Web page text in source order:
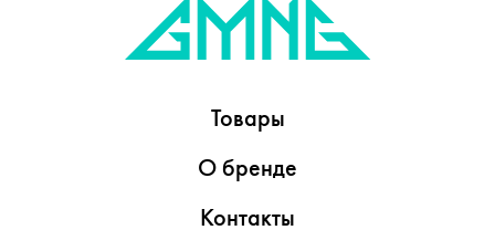
Товары
О бренде
Контакты